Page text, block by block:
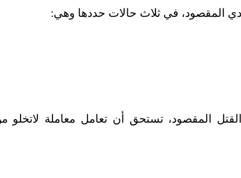
المقصود، في ثلاث حالات حددها وهي:
المقصود، تستحق أن تعامل معاملة لاتخلو